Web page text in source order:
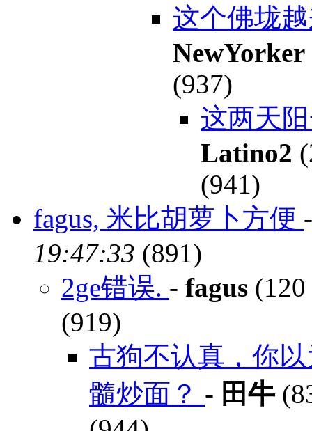
这个佛垅
NewYorker
(937)
这两天
Latino2
(941)
fagus, 米比胡萝卜方便
19:47:33 (891)
2ge错误. - fagus
(919)
古狗不认真，你
髓炒面？ - 田牛